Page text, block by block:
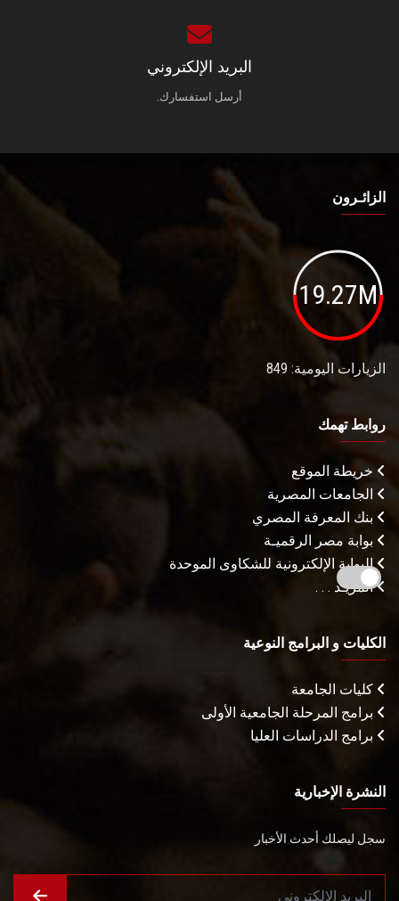
البريد الإلكتروني
أرسل استفسارك.
الزائـرون
19.27M
الزيارات اليومية: 849
روابط تهمك
خريطة الموقع
الجامعات المصرية
بنك المعرفة المصري
بوابة مصر الرقميـة
البوابة الإلكترونية للشكاوى الموحدة
المزيـد . . .
الكليات و البرامج النوعية
كليات الجامعة
برامج المرحلة الجامعية الأولى
برامج الدراسات العليا
النشرة الإخبارية
سجل ليصلك أحدث الأخبار